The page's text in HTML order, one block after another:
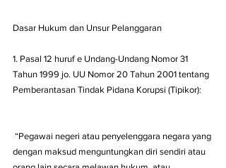
Dasar Hukum dan Unsur Pelanggaran
1. Pasal 12 huruf e Undang-Undang Nomor 31
Tahun 1999 jo. UU Nomor 20 Tahun 2001 tentang
Pemberantasan Tindak Pidana Korupsi (Tipikor):
dengan maksud menguntungkan diri sendiri atau